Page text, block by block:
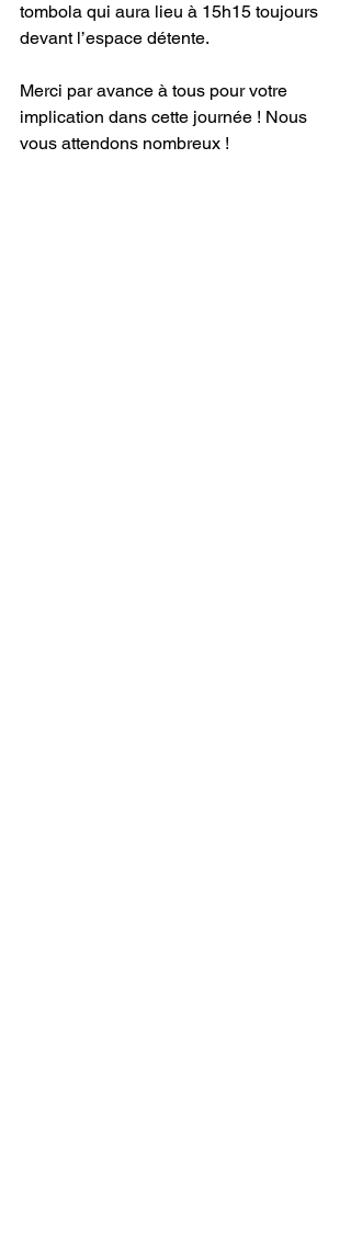
tombola qui aura lieu à 15h15 toujours
devant l’espace détente.
Merci par avance à tous pour votre
implication dans cette journée ! Nous
vous attendons nombreux !